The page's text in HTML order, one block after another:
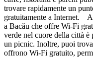
trovare rapidamente un
gratuitamente a Internet.
a Bacău che offre Wi-Fi
verde nel cuore della città è
un picnic. Inoltre, puoi
offrono Wi-Fi gratuito,